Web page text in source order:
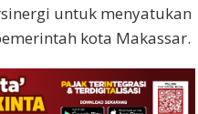
untuk menyatukan
kota Makassar.